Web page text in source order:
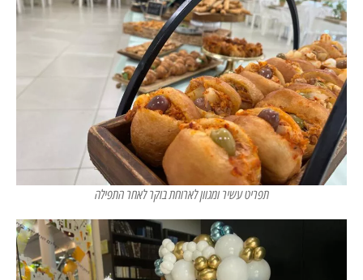
תפריט עשיר ומגוון לארוחת בוקר לאחר התפילה